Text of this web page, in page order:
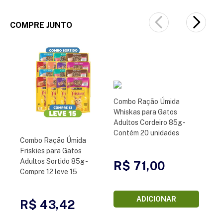
COMPRE JUNTO
Combo Ração Úmida
Friskies para Gatos
Adultos Sortido 85g -
Compre 12 leve 15
R$ 43,42
Combo Ração Úmida
Whiskas para Gatos
Adultos Cordeiro 85g -
Contém 20 unidades
R$ 71,00
ADICIONAR